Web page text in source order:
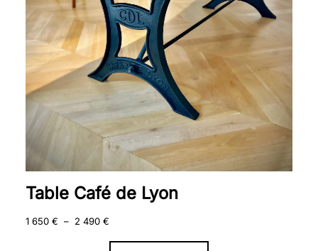
Table Café de Lyon
1 650 € – 2 490 €